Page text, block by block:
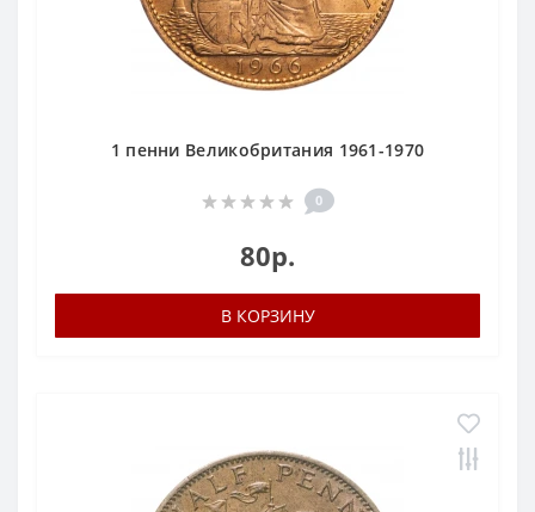
1 пенни Великобритания 1961-1970
0
80р.
В КОРЗИНУ